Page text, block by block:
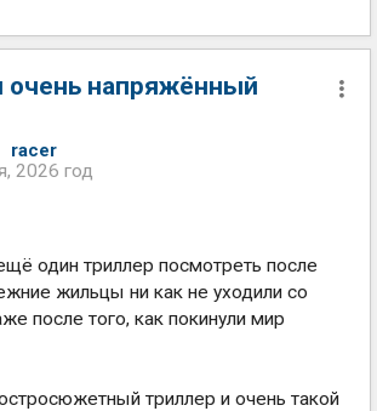
очень напряжённый
racer
2026 год
один триллер посмотреть после
жильцы ни как не уходили со
после того, как покинули мир
триллер и очень такой